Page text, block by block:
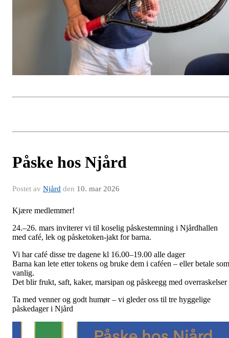
Påske hos Njård
Postet av Njård den 10. mar 2026
Kjære medlemmer!
24.–26. mars inviterer vi til koselig påskestemning i Njårdhallen
med café, lek og påsketoken-jakt for barna.
Vi har café disse tre dagene kl 16.00–19.00 alle dager
Barna kan lete etter tokens og bruke dem i caféen – eller betale som
vanlig.
Det blir frukt, saft, kaker, marsipan og påskeegg med overraskelser
Ta med venner og godt humør – vi gleder oss til tre hyggelige
påskedager i Njård